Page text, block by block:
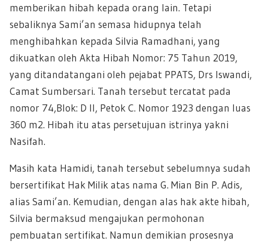
memberikan hibah kepada orang lain. Tetapi
sebaliknya Sami’an semasa hidupnya telah
menghibahkan kepada Silvia Ramadhani, yang
dikuatkan oleh Akta Hibah Nomor: 75 Tahun 2019,
yang ditandatangani oleh pejabat PPATS, Drs Iswandi,
Camat Sumbersari. Tanah tersebut tercatat pada
nomor 74,Blok: D II, Petok C. Nomor 1923 dengan luas
360 m2. Hibah itu atas persetujuan istrinya yakni
Nasifah.
Masih kata Hamidi, tanah tersebut sebelumnya sudah
bersertifikat Hak Milik atas nama G. Mian Bin P. Adis,
alias Sami’an. Kemudian, dengan alas hak akte hibah,
Silvia bermaksud mengajukan permohonan
pembuatan sertifikat. Namun demikian prosesnya